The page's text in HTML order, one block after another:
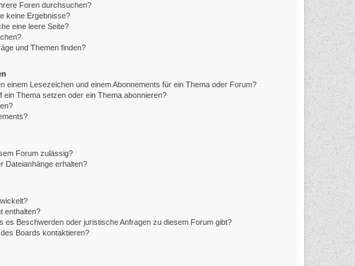
Foren durchsuchen?
keine Ergebnisse?
eine leere Seite?
und Themen finden?
einem Lesezeichen und einem Abonnements für ein Thema oder Forum?
ein Thema setzen oder ein Thema abonnieren?
Forum zulässig?
Dateianhänge erhalten?
enthalten?
es Beschwerden oder juristische Anfragen zu diesem Forum gibt?
Boards kontaktieren?